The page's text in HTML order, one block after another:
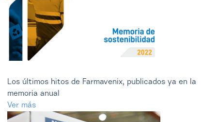
Los últimos hitos de Farmavenix, publicados ya en la
memoria anual
Ver más